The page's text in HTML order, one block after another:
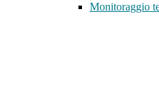
Monitoraggio